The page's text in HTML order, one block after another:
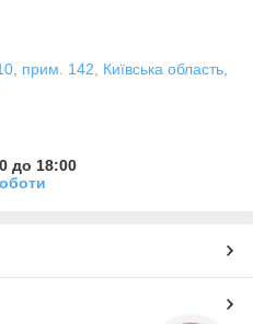
прим. 142, Київська область,
до 18:00